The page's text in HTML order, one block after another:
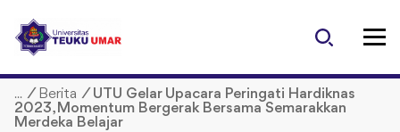
p
/ Berita / UTU Gelar Upacara Peringati Hardiknas
2023, Momentum Bergerak Bersama Semarakkan
Merdeka Belajar